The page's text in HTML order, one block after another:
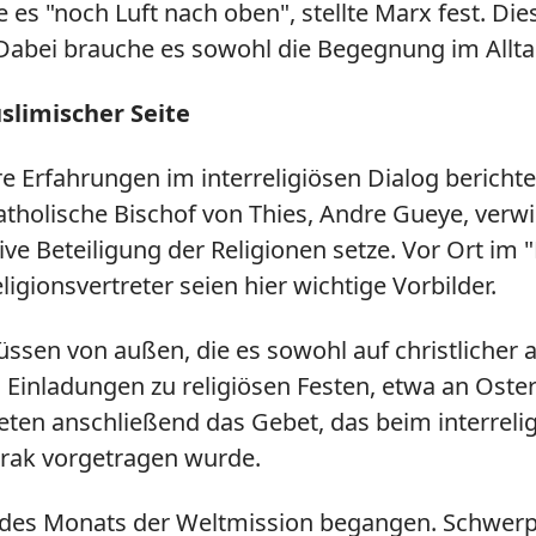
"noch Luft nach oben", stellte Marx fest.
brauche es sowohl die Begegnung im
Seite
Erfahrungen im interreligiösen Dialog
Bischof von Thies, Andre Gueye,
Beteiligung der Religionen setze. Vor Ort im
seien hier wichtige Vorbilder.
von außen, die es sowohl auf christlicher
zu religiösen Festen, etwa an
anschließend das Gebet, das beim
vorgetragen wurde.
Monats der Weltmission begangen.